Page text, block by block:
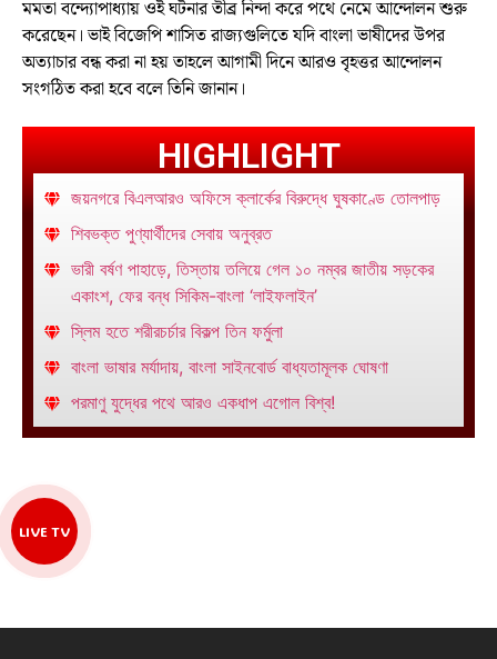
মমতা বন্দ্যোপাধ্যায় ওই ঘটনার তীব্র নিন্দা করে পথে নেমে আন্দোলন শুরু
করেছেন। ভাই বিজেপি শাসিত রাজ্যগুলিতে যদি বাংলা ভাষীদের উপর
অত্যাচার বন্ধ করা না হয় তাহলে আগামী দিনে আরও বৃহত্তর আন্দোলন
সংগঠিত করা হবে বলে তিনি জানান।
HIGHLIGHT
জয়নগরে বিএলআরও অফিসে ক্লার্কের বিরুদ্ধে ঘুষকাণ্ডে তোলপাড়
শিবভক্ত পুণ্যার্থীদের সেবায় অনুব্রত
ভারী বর্ষণ পাহাড়ে, তিস্তায় তলিয়ে গেল ১০ নম্বর জাতীয় সড়কের
একাংশ, ফের বন্ধ সিকিম-বাংলা ‘লাইফলাইন’
স্লিম হতে শরীরচর্চার বিকল্প তিন ফর্মুলা
বাংলা ভাষার মর্যাদায়, বাংলা সাইনবোর্ড বাধ্যতামূলক ঘোষণা
পরমাণু যুদ্ধের পথে আরও একধাপ এগোল বিশ্ব!
LIVE TV